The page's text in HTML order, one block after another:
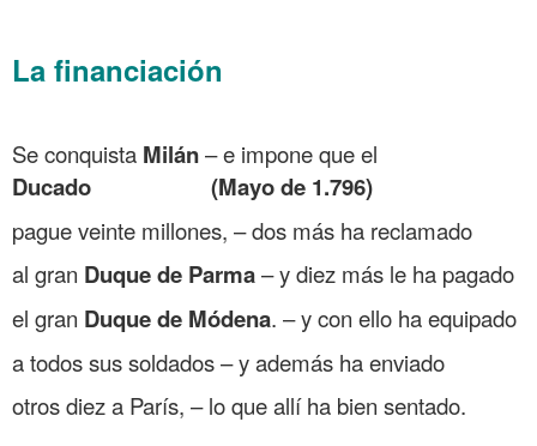
La financiación
Se conquista Milán– e impone que el
Ducado (Mayo de 1.796)
pague veinte millones, – dos más ha reclamado
al gran Duque de Parma– y diez más le ha pagado
el gran Duque de Módena. – y con ello ha equipado
a todos sus soldados – y además ha enviado
otros diez a París, – lo que allí ha bien sentado.